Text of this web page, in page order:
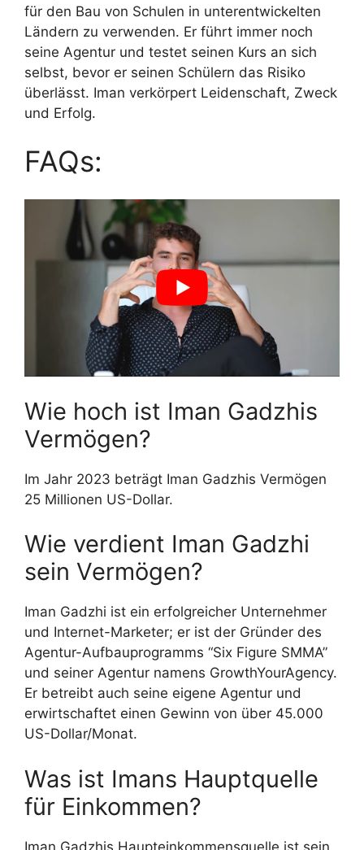
für den Bau von Schulen in unterentwickelten
Ländern zu verwenden. Er führt immer noch
seine Agentur und testet seinen Kurs an sich
selbst, bevor er seinen Schülern das Risiko
überlässt. Iman verkörpert Leidenschaft, Zweck
und Erfolg.
FAQs:
Wie hoch ist Iman Gadzhis
Vermögen?
Im Jahr 2023 beträgt Iman Gadzhis Vermögen
25 Millionen US-Dollar.
Wie verdient Iman Gadzhi
sein Vermögen?
Iman Gadzhi ist ein erfolgreicher Unternehmer
und Internet-Marketer; er ist der Gründer des
Agentur-Aufbauprogramms “Six Figure SMMA”
und seiner Agentur namens GrowthYourAgency.
Er betreibt auch seine eigene Agentur und
erwirtschaftet einen Gewinn von über 45.000
US-Dollar/Monat.
Was ist Imans Hauptquelle
für Einkommen?
Iman Gadzhis Haupteinkommensquelle ist sein